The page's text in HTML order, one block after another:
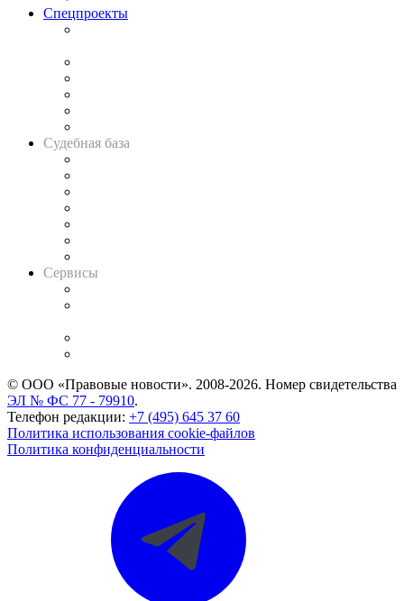
Спецпроекты
Судебная база
Сервисы
© ООО «Правовые новости». 2008-2026. Номер свидетельства
ЭЛ № ФС 77 - 79910.
Телефон редакции: +7 (495) 645 37 60
Политика использования cookie-файлов
Политика конфиденциальности